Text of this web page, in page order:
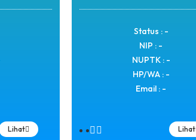
Lihat
Status : -
NIP : -
NUPTK : -
HP/WA : -
Email : -
Lihat